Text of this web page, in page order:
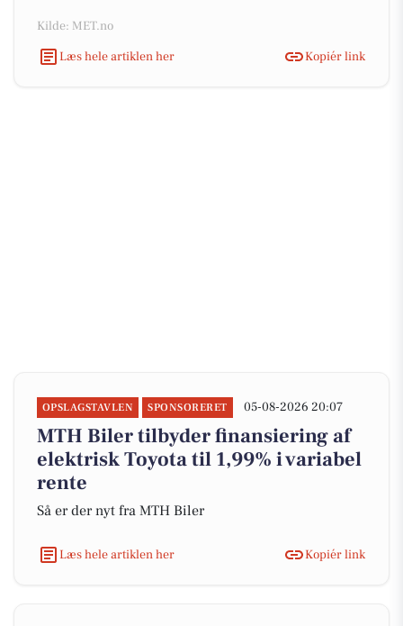
Kilde: MET.no
Læs hele artiklen her
Kopiér link
OPSLAGSTAVLEN SPONSORERET 05-08-2026 20:07
MTH Biler tilbyder finansiering af
elektrisk Toyota til 1,99% i variabel
rente
Så er der nyt fra MTH Biler
Læs hele artiklen her Kopiér link